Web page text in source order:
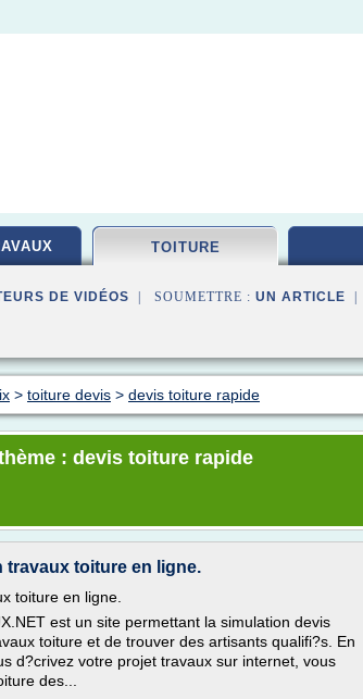
TOITURE
DE VIDÉOS | SOUMETTRE : UN ARTICLE
> toiture devis > devis toiture rapide
: devis toiture rapide
travaux toiture en ligne.
toiture en ligne.
est un site permettant la simulation devis
toiture et de trouver des artisants qualifi?s. En
d?crivez votre projet travaux sur internet, vous
des...